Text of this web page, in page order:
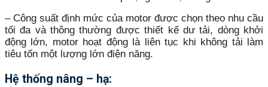
– Công suất định mức của motor được chọn theo nhu cầu
tối đa và thông thường được thiết kế dư tải, dòng khởi
động lớn, motor hoạt động là liên tục khi không tải làm
tiêu tốn một lượng lớn điện năng.
Hệ thống nâng – hạ: